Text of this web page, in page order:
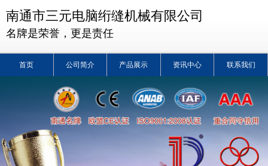
南通市三元电脑绗缝机械有限公司
名牌是荣誉，更是责任
首页 公司简介 产品展示 资讯中心 联系我们